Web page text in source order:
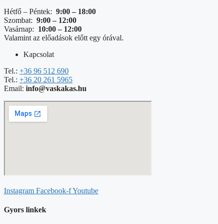
Hétfő – Péntek: 9:00 – 18:00
Szombat: 9:00 – 12:00
Vasárnap: 10:00 – 12:00
Valamint az előadások előtt egy órával.
Kapcsolat
Tel.: +36 96 512 690
Tel.: +36 20 261 5965
Email: info@vaskakas.hu
Instagram Facebook-fYoutube
Gyors linkek